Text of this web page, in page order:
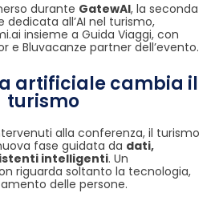
durante GatewAI, la seconda
dedicata all’AI nel turismo,
insieme a Guida Viaggi, con
e Bluvacanze partner dell’evento.
artificiale cambia il
turismo
alla conferenza, il turismo
fase guidata da dati,
intelligenti. Un
riguarda soltanto la tecnologia,
delle persone.